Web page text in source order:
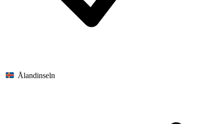
Ålandinseln